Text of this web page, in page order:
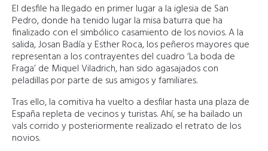
El desfile ha llegado en primer lugar a la iglesia de San
Pedro, donde ha tenido lugar la misa baturra que ha
finalizado con el simbólico casamiento de los novios. A la
salida, Josan Badía y Esther Roca, los peñeros mayores que
representan a los contrayentes del cuadro ‘La boda de
Fraga’ de Miquel Viladrich, han sido agasajados con
peladillas por parte de sus amigos y familiares.
Tras ello, la comitiva ha vuelto a desfilar hasta una plaza de
España repleta de vecinos y turistas. Ahí, se ha bailado un
vals corrido y posteriormente realizado el retrato de los
novios.